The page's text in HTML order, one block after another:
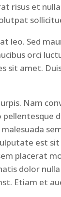
et
leo. Sed
orci
sit amet.
Nam
est
placerat
dolor
Etiam et